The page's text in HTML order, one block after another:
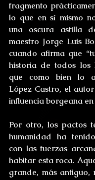
fragmento
lo que en sí mismo
una oscura astilla
maestro Jorge Luis
cuando afirma que
historia de todos los
que como bien lo
López Castro, el
influencia borgeana en
Por otro, los pactos
humanidad ha
con las fuerzas
habitar esta roca.
grande, más antiguo,